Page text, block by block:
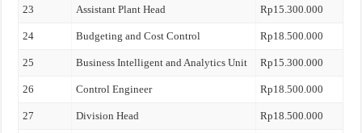
23 Assistant Plant Head Rp15.300.000
24 Budgeting and Cost Control Rp18.500.000
25 Business Intelligent and Analytics Unit Rp15.300.000
26 Control Engineer Rp18.500.000
27 Division Head Rp18.500.000